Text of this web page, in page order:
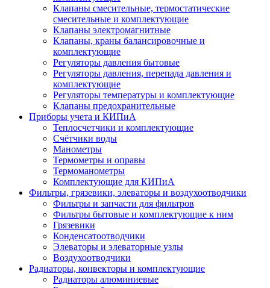
Клапаны смесительные, термостатические
смесительные и комплектующие
Клапаны электромагнитные
Клапаны, краны балансировочные и
комплектующие
Регуляторы давления бытовые
Регуляторы давления, перепада давления и
комплектующие
Регуляторы температуры и комплектующие
Клапаны предохранительные
Приборы учета и КИПиА
Теплосчетчики и комплектующие
Счётчики воды
Манометры
Термометры и оправы
Термоманометры
Комплектующие для КИПиА
Фильтры, грязевики, элеваторы и воздухоотводчики
Фильтры и запчасти для фильтров
Фильтры бытовые и комплектующие к ним
Грязевики
Конденсатоотводчики
Элеваторы и элеваторные узлы
Воздухоотводчики
Радиаторы, конвекторы и комплектующие
Радиаторы алюминиевые